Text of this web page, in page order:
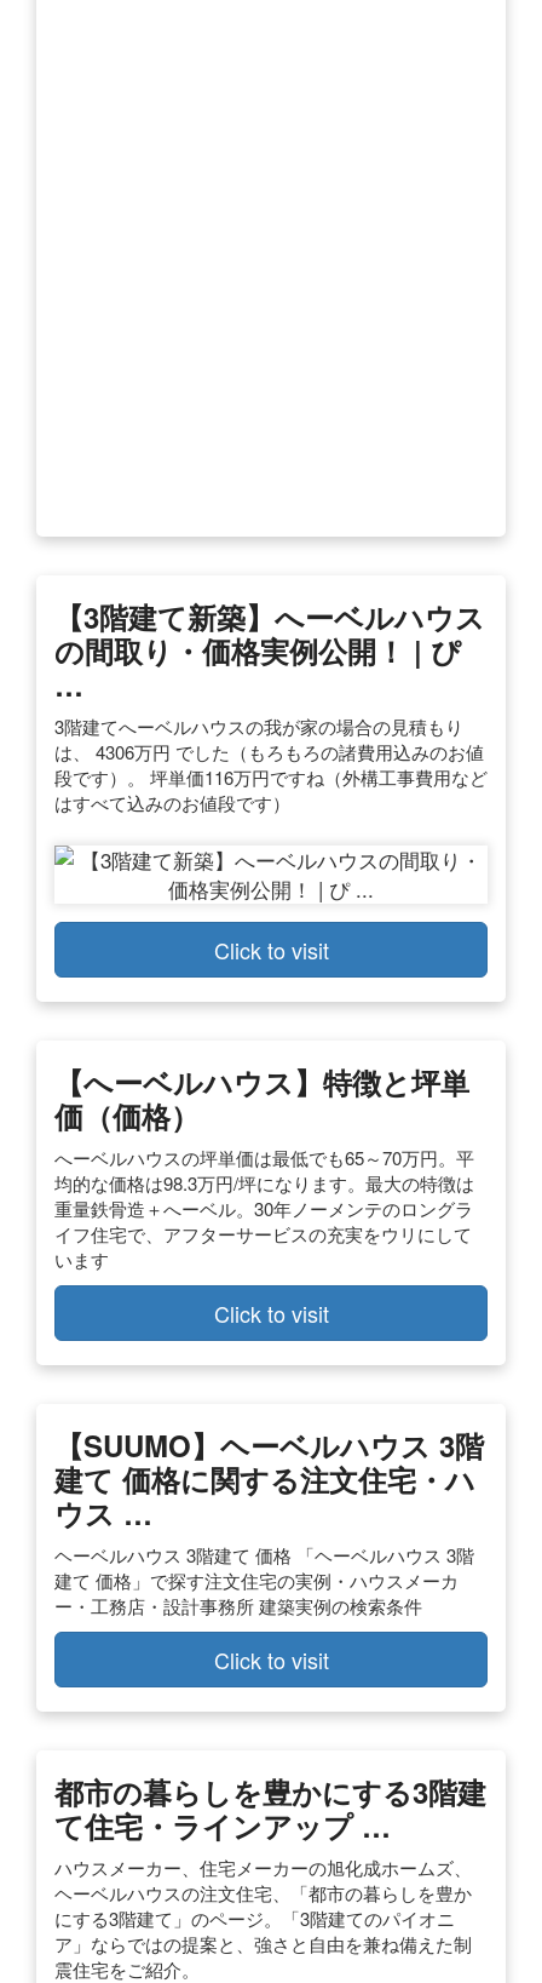
【3階建て新築】へーベルハウス
の間取り・価格実例公開！ | ぴ
…
3階建てへーベルハウスの我が家の場合の見積もり
は、 4306万円 でした（もろもろの諸費用込みのお値
段です）。 坪単価116万円ですね（外構工事費用など
はすべて込みのお値段です）
Click to visit
【へーベルハウス】特徴と坪単
価（価格）
へーベルハウスの坪単価は最低でも65～70万円。平
均的な価格は98.3万円/坪になります。最大の特徴は
重量鉄骨造＋へーベル。30年ノーメンテのロングラ
イフ住宅で、アフターサービスの充実をウリにして
います
Click to visit
【SUUMO】ヘーベルハウス 3階
建て 価格に関する注文住宅・ハ
ウス …
ヘーベルハウス 3階建て 価格 「ヘーベルハウス 3階
建て 価格」で探す注文住宅の実例・ハウスメーカ
ー・工務店・設計事務所 建築実例の検索条件
Click to visit
都市の暮らしを豊かにする3階建
て住宅・ラインアップ …
ハウスメーカー、住宅メーカーの旭化成ホームズ、
ヘーベルハウスの注文住宅、「都市の暮らしを豊か
にする3階建て」のページ。「3階建てのパイオニ
ア」ならではの提案と、強さと自由を兼ね備えた制
震住宅をご紹介。